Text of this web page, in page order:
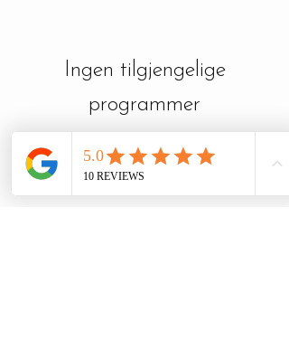
Ingen tilgjengelige
programmer